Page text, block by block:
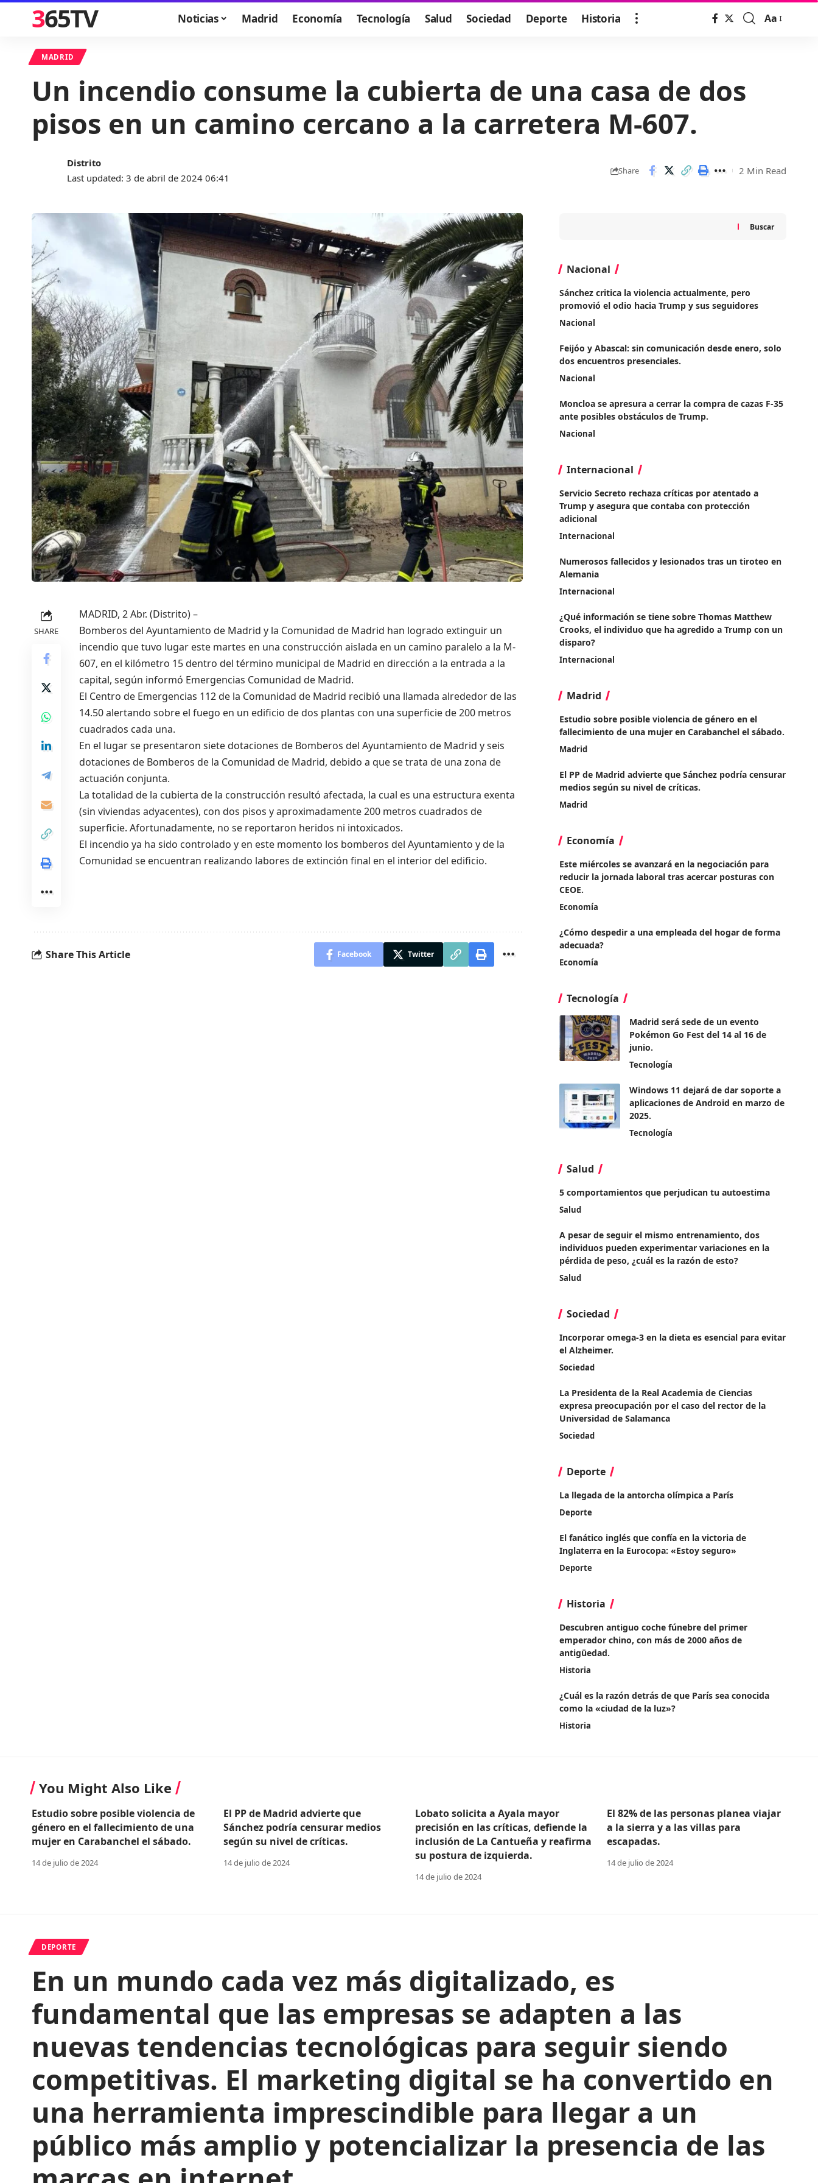
365TV Noticias Madrid Economía Tecnología Salud Sociedad Deporte Historia
Font
Aa
MADRID
Un incendio consume la cubierta de una casa de dos
pisos en un camino cercano a la carretera M-607.
Last updated: 3 de abril de 2024 06:41
Distrito
Share 2 Min Read
SHARE
MADRID, 2 Abr. (Distrito) –
Bomberos del Ayuntamiento de Madrid y la Comunidad de Madrid han logrado extinguir un
incendio que tuvo lugar este martes en una construcción aislada en un camino paralelo a la M-
607, en el kilómetro 15 dentro del término municipal de Madrid en dirección a la entrada a la
capital, según informó Emergencias Comunidad de Madrid.
El Centro de Emergencias 112 de la Comunidad de Madrid recibió una llamada alrededor de las
14.50 alertando sobre el fuego en un edificio de dos plantas con una superficie de 200 metros
cuadrados cada una.
En el lugar se presentaron siete dotaciones de Bomberos del Ayuntamiento de Madrid y seis
dotaciones de Bomberos de la Comunidad de Madrid, debido a que se trata de una zona de
actuación conjunta.
La totalidad de la cubierta de la construcción resultó afectada, la cual es una estructura exenta
(sin viviendas adyacentes), con dos pisos y aproximadamente 200 metros cuadrados de
superficie. Afortunadamente, no se reportaron heridos ni intoxicados.
El incendio ya ha sido controlado y en este momento los bomberos del Ayuntamiento y de la
Comunidad se encuentran realizando labores de extinción final en el interior del edificio.
Share This Article Facebook Twitter
Buscar
Nacional
Sánchez critica la violencia actualmente, pero
promovió el odio hacia Trump y sus seguidores
Nacional
Feijóo y Abascal: sin comunicación desde enero, solo
dos encuentros presenciales.
Nacional
Moncloa se apresura a cerrar la compra de cazas F-35
ante posibles obstáculos de Trump.
Nacional
Internacional
Servicio Secreto rechaza críticas por atentado a
Trump y asegura que contaba con protección
adicional
Internacional
Numerosos fallecidos y lesionados tras un tiroteo en
Alemania
Internacional
¿Qué información se tiene sobre Thomas Matthew
Crooks, el individuo que ha agredido a Trump con un
disparo?
Internacional
Madrid
Estudio sobre posible violencia de género en el
fallecimiento de una mujer en Carabanchel el sábado.
Madrid
El PP de Madrid advierte que Sánchez podría censurar
medios según su nivel de críticas.
Madrid
Economía
Este miércoles se avanzará en la negociación para
reducir la jornada laboral tras acercar posturas con
CEOE.
Economía
¿Cómo despedir a una empleada del hogar de forma
adecuada?
Economía
Tecnología
Madrid será sede de un evento
Pokémon Go Fest del 14 al 16 de
junio.
Tecnología
Windows 11 dejará de dar soporte a
aplicaciones de Android en marzo de
2025.
Tecnología
Salud
5 comportamientos que perjudican tu autoestima
Salud
A pesar de seguir el mismo entrenamiento, dos
individuos pueden experimentar variaciones en la
pérdida de peso, ¿cuál es la razón de esto?
Salud
Sociedad
Incorporar omega-3 en la dieta es esencial para evitar
el Alzheimer.
Sociedad
La Presidenta de la Real Academia de Ciencias
expresa preocupación por el caso del rector de la
Universidad de Salamanca
Sociedad
Deporte
La llegada de la antorcha olímpica a París
Deporte
El fanático inglés que confía en la victoria de
Inglaterra en la Eurocopa: «Estoy seguro»
Deporte
Historia
Descubren antiguo coche fúnebre del primer
emperador chino, con más de 2000 años de
antigüedad.
Historia
¿Cuál es la razón detrás de que París sea conocida
como la «ciudad de la luz»?
Historia
You Might Also Like
Estudio sobre posible violencia de
género en el fallecimiento de una
mujer en Carabanchel el sábado.
14 de julio de 2024
El PP de Madrid advierte que
Sánchez podría censurar medios
según su nivel de críticas.
14 de julio de 2024
Lobato solicita a Ayala mayor
precisión en las críticas, defiende la
inclusión de La Cantueña y reafirma
su postura de izquierda.
14 de julio de 2024
El 82% de las personas planea viajar
a la sierra y a las villas para
escapadas.
14 de julio de 2024
DEPORTE
En un mundo cada vez más digitalizado, es
fundamental que las empresas se adapten a las
nuevas tendencias tecnológicas para seguir siendo
competitivas. El marketing digital se ha convertido en
una herramienta imprescindible para llegar a un
público más amplio y potencializar la presencia de las